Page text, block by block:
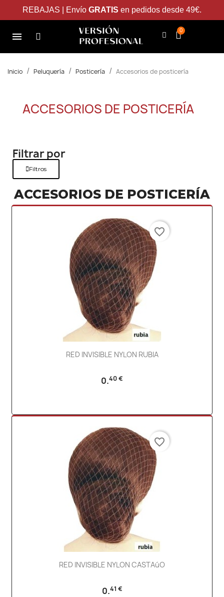
REBAJAS | Envío GRATIS en pedidos desde 49€.
Inicio Peluquería Posticería Accesorios de posticería
ACCESORIOS DE POSTICERÍA
Filtrar por
Filtros
ACCESORIOS DE POSTICERÍA
RED INVISIBLE NYLON RUBIA
0.40 €
favorite_border
RED INVISIBLE NYLON CASTAúO
0.41 €
favorite_border